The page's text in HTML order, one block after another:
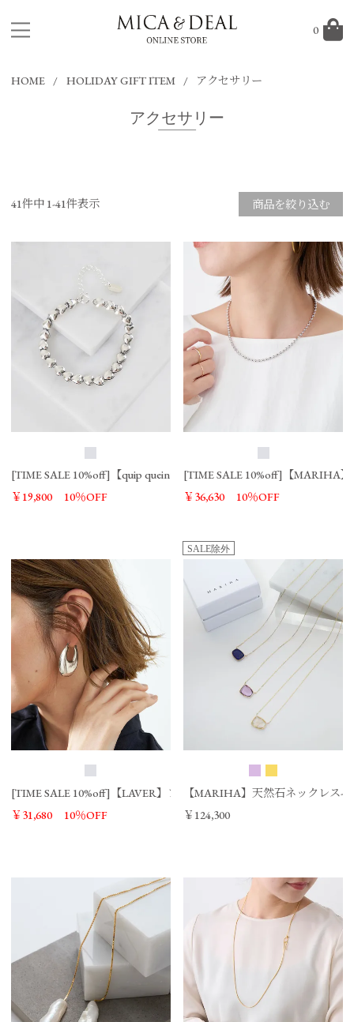
0
HOME HOLIDAY GIFT ITEM アクセサリー
アクセサリー
41件中 1-41件表示 商品を絞り込む
[TIME SALE 10%off]【quip queint】ハートチェーンブレスレット-
￥19,800
10％OFF
[TIME SALE 10%off]【MARIHA】
￥36,630
10％OFF
[TIME SALE 10%off]【LAVER】フープピアス-CANASTA LISA
￥31,680
10％OFF
SALE除外
【MARIHA】天然石ネックレス-
￥124,300